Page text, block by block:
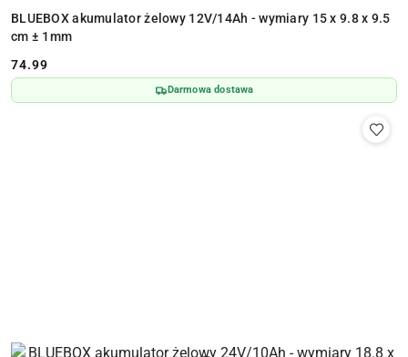
BLUEBOX akumulator żelowy 12V/14Ah - wymiary 15 x 9.8 x 9.5
cm ± 1mm
Cena:
74.99
Darmowa dostawa